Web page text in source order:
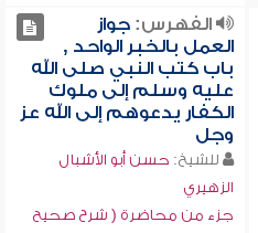
الفهرس:جواز
العمل بالخبر الواحد ,
باب كتب النبي صلى الله
عليه وسلم إلى ملوك
الكفار يدعوهم إلى الله عز
وجل
للشيخ: حسن أبو الأشبال
الزهيري
جزء من محاضرة ( شرح صحيح